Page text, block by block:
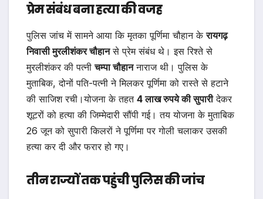
प्रेम संबंध बना हत्या की वजह
पुलिस जांच में सामने आया कि मृतका पूर्णिमा चौहान केरायगढ़
निवासी मुरलीशंकर चौहानसे प्रेम संबंध थे। इस रिश्ते से
मुरलीशंकर की पत्नीचम्पा चौहाननाराज थी। पुलिस के
मुताबिक, दोनों पति-पत्नी ने मिलकर पूर्णिमा को रास्ते से हटाने
की साजिश रची।योजना के तहत 4 लाख रुपये की सुपारीदेकर
शूटरों को हत्या की जिम्मेदारी सौंपी गई। तय योजना के मुताबिक
26 जून को सुपारी किलरों ने पूर्णिमा पर गोली चलाकर उसकी
हत्या कर दी और फरार हो गए।
तीन राज्यों तक पहुंची पुलिस की जांच